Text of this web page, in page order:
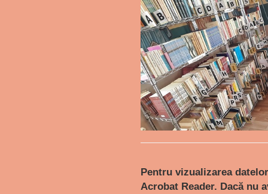
Pentru vizualizarea
Acrobat Reader. Dacă nu